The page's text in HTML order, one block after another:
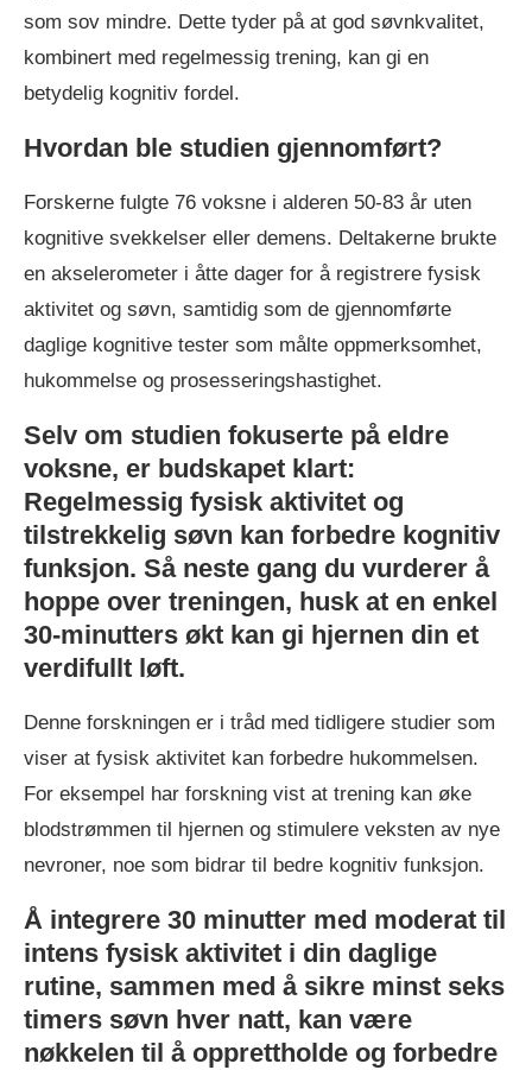
som sov mindre. Dette tyder på at god søvnkvalitet,
kombinert med regelmessig trening, kan gi en
betydelig kognitiv fordel.
Hvordan ble studien gjennomført?
Forskerne fulgte 76 voksne i alderen 50-83 år uten
kognitive svekkelser eller demens. Deltakerne brukte
en akselerometer i åtte dager for å registrere fysisk
aktivitet og søvn, samtidig som de gjennomførte
daglige kognitive tester som målte oppmerksomhet,
hukommelse og prosesseringshastighet.
Selv om studien fokuserte på eldre
voksne, er budskapet klart:
Regelmessig fysisk aktivitet og
tilstrekkelig søvn kan forbedre kognitiv
funksjon. Så neste gang du vurderer å
hoppe over treningen, husk at en enkel
30-minutters økt kan gi hjernen din et
verdifullt løft.
Denne forskningen er i tråd med tidligere studier som
viser at fysisk aktivitet kan forbedre hukommelsen.
For eksempel har forskning vist at trening kan øke
blodstrømmen til hjernen og stimulere veksten av nye
nevroner, noe som bidrar til bedre kognitiv funksjon.
Å integrere 30 minutter med moderat til
intens fysisk aktivitet i din daglige
rutine, sammen med å sikre minst seks
timers søvn hver natt, kan være
nøkkelen til å opprettholde og forbedre